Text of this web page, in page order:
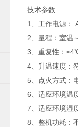
技术参数
1、工作电源：
2、量程：室
3、重复性：
4、升温速度：
5、点火方式：
6、适应环境
7、适应环境湿
8、整机功耗：